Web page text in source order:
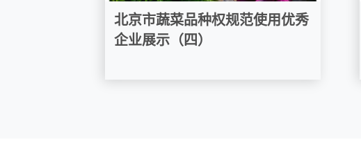
北京市蔬菜品种权规范使用优秀
企业展示（四）